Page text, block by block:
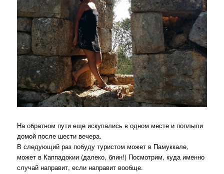
На обратном пути еще искупались в одном месте и поплыли
домой после шести вечера.
В следующий раз побуду туристом может в Памуккале,
может в Каппадокии (далеко, блин!) Посмотрим, куда именно
случай направит, если направит вообще.